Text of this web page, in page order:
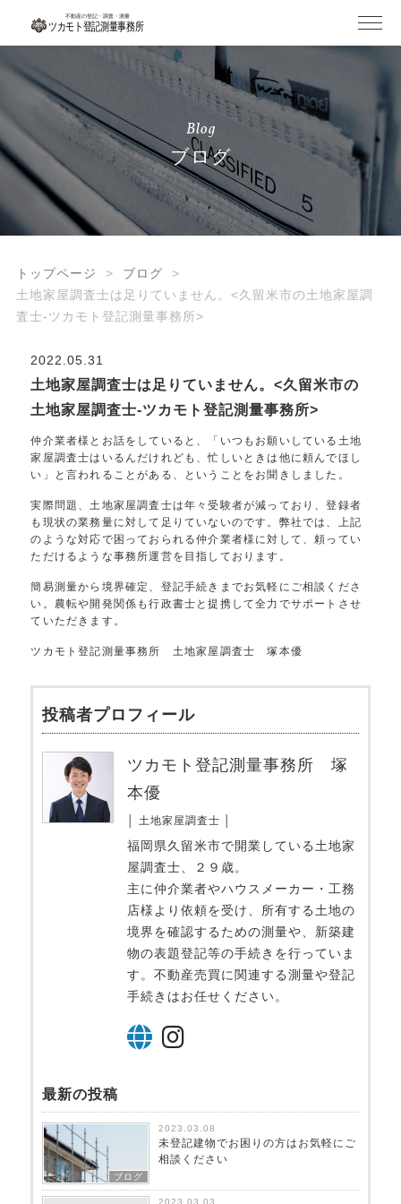
Blog
ブログ
トップページ
ブログ
土地家屋調査士は足りていません。<久留米市の土地家屋調
査士-ツカモト登記測量事務所>
2022.05.31
土地家屋調査士は足りていません。<久留米市の
土地家屋調査士-ツカモト登記測量事務所>
仲介業者様とお話をしていると、「いつもお願いしている土地
家屋調査士はいるんだけれども、忙しいときは他に頼んでほし
い」と言われることがある、ということをお聞きしました。
実際問題、土地家屋調査士は年々受験者が減っており、登録者
も現状の業務量に対して足りていないのです。弊社では、上記
のような対応で困っておられる仲介業者様に対して、頼ってい
ただけるような事務所運営を目指しております。
簡易測量から境界確定、登記手続きまでお気軽にご相談くださ
い。農転や開発関係も行政書士と提携して全力でサポートさせ
ていただきます。
ツカモト登記測量事務所 土地家屋調査士 塚本優
投稿者プロフィール
ツカモト登記測量事務所 塚
本優
│ 土地家屋調査士 │
福岡県久留米市で開業している土地家
屋調査士、２９歳。
主に仲介業者やハウスメーカー・工務
店様より依頼を受け、所有する土地の
境界を確認するための測量や、新築建
物の表題登記等の手続きを行っていま
す。不動産売買に関連する測量や登記
手続きはお任せください。
最新の投稿
ブログ
2023.03.08
未登記建物でお困りの方はお気軽にご
相談ください
2023.03.03